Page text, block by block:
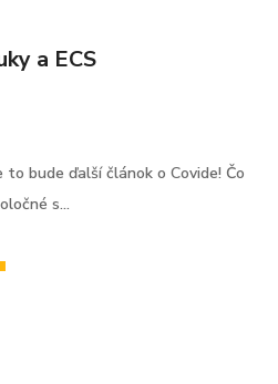
a ECS
to bude ďalší článok o Covide! Čo
s...